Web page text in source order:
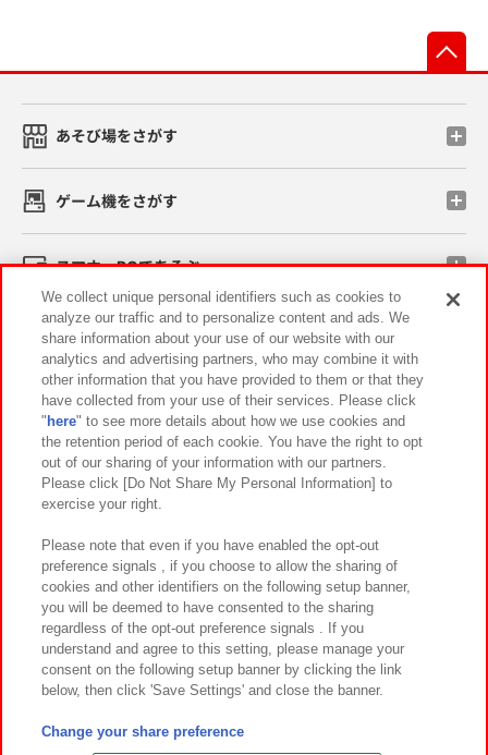
あそび場をさがす
ゲーム機をさがす
スマホ・PCであそぶ
イベント・キャンペーン
関連会社 サステナビリティ サイトポリシー
プライバシーポリシー ウェブアクセシビリティ方針と検証結果
お取引先さまとともに
カスタマーハラスメント対応方針 よくあるご質問・お問い合わせ
©Bandai Namco Amusement Inc.
©Bandai Namco Amusement Lab Inc.
We collect unique personal identifiers such as cookies to
analyze our traffic and to personalize content and ads. We
share information about your use of our website with our
analytics and advertising partners, who may combine it with
other information that you have provided to them or that they
have collected from your use of their services. Please click
" here" to see more details about how we use cookies and
the retention period of each cookie. You have the right to opt
out of our sharing of your information with our partners.
Please click [Do Not Share My Personal Information] to
exercise your right.
Please note that even if you have enabled the opt-out
preference signals , if you choose to allow the sharing of
cookies and other identifiers on the following setup banner,
you will be deemed to have consented to the sharing
regardless of the opt-out preference signals . If you
understand and agree to this setting, please manage your
consent on the following setup banner by clicking the link
below, then click 'Save Settings' and close the banner.
Change your share preference